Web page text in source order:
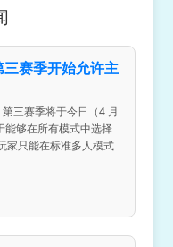
三赛季开始允许主
三赛季将于今日（4 月
能够在所有模式中选择
家只能在标准多人模式